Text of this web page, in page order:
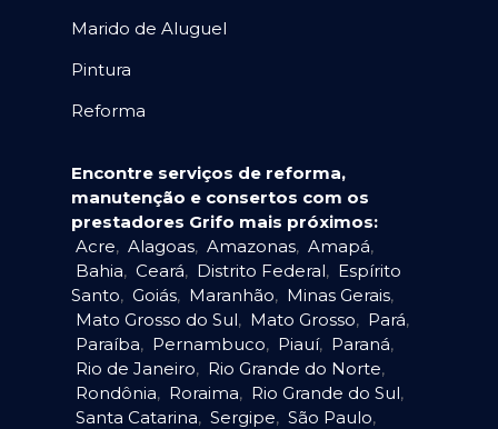
Marido de Aluguel
Pintura
Reforma
Encontre serviços de reforma,
manutenção e consertos com os
prestadores Grifo mais próximos:
Acre, Alagoas, Amazonas, Amapá,
Bahia, Ceará, Distrito Federal, Espírito
Santo, Goiás, Maranhão, Minas Gerais,
Mato Grosso do Sul, Mato Grosso, Pará,
Paraíba, Pernambuco, Piauí, Paraná,
Rio de Janeiro, Rio Grande do Norte,
Rondônia, Roraima, Rio Grande do Sul,
Santa Catarina, Sergipe, São Paulo,